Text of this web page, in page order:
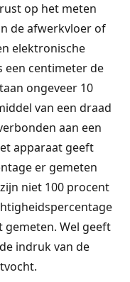
op het meten
de afwerkvloer of
elektronische
een centimeter de
ongeveer 10
van een draad
aan een
apparaat geeft
er gemeten
niet 100 procent
Wel geeft
indruk van de